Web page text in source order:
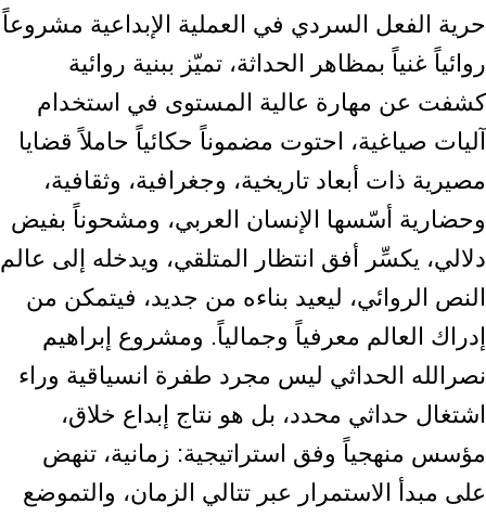
حرية الفعل السردي في العملية الإبداعية مشروعاً
روائياً غنياً بمظاهر الحداثة، تميّز ببنية روائية
كشفت عن مهارة عالية المستوى في استخدام
آليات صياغية، احتوت مضموناً حكائياً حاملاً قضايا
مصيرية ذات أبعاد تاريخية، وجغرافية، وثقافية،
وحضارية أسّسها الإنسان العربي، ومشحوناً بفيض
دلالي، يكسِّر أفق انتظار المتلقي، ويدخله إلى عالم
النص الروائي، ليعيد بناءه من جديد، فيتمكن من
إدراك العالم معرفياً وجمالياً. ومشروع إبراهيم
نصرالله الحداثي ليس مجرد طفرة انسياقية وراء
اشتغال حداثي محدد، بل هو نتاج إبداع خلاق،
مؤسس منهجياً وفق استراتيجية: زمانية، تنهض
على مبدأ الاستمرار عبر تتالي الزمان، والتموضع